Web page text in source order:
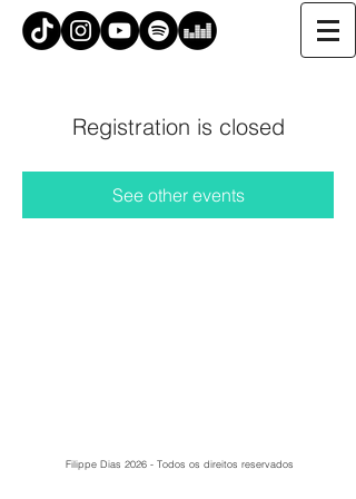
Registration is closed
See other events
Filippe Dias 2026 - Todos os direitos reservados